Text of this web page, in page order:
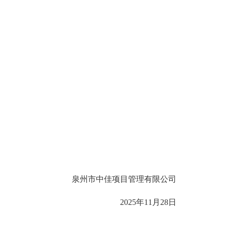
泉州市中佳项目管理有限公司
2025年11月28日